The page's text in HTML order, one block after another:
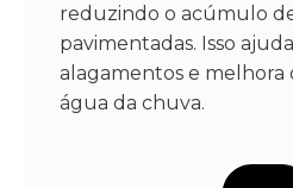
reduzindo o acúmulo
pavimentadas. Isso
alagamentos e melhora
água da chuva.